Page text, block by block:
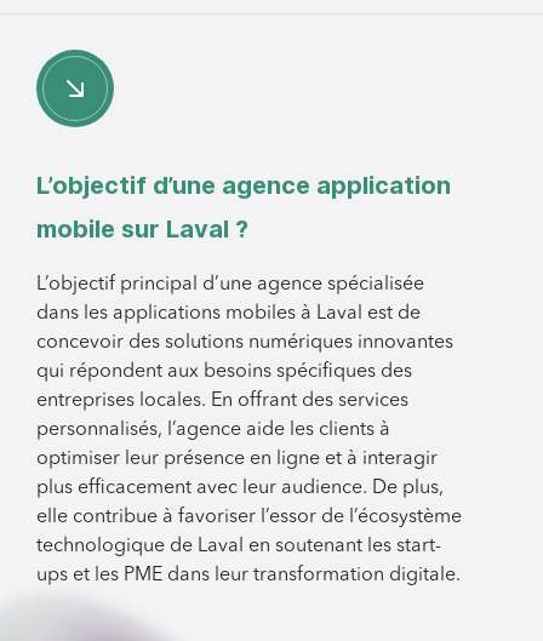
L’objectif d’une agence application
mobile sur Laval ?
L’objectif principal d’une agence spécialisée
dans les applications mobiles à Laval est de
concevoir des solutions numériques innovantes
qui répondent aux besoins spécifiques des
entreprises locales. En offrant des services
personnalisés, l’agence aide les clients à
optimiser leur présence en ligne et à interagir
plus efficacement avec leur audience. De plus,
elle contribue à favoriser l’essor de l’écosystème
technologique de Laval en soutenant les start-
ups et les PME dans leur transformation digitale.